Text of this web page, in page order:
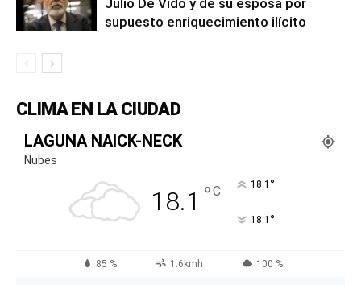
Julio De Vido y de su esposa por
supuesto enriquecimiento ilícito
CLIMA EN LA CIUDAD
LAGUNA NAICK-NECK
Nubes
18.1 °C 18.1 °
18.1 °
85 % 1.6kmh 100 %